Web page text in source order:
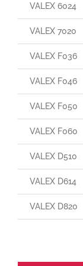
VALEX 6024
VALEX 7020
VALEX F036
VALEX F046
VALEX F050
VALEX F060
VALEX D510
VALEX D614
VALEX D820